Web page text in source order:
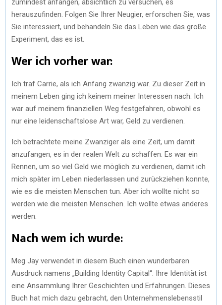
herauszufinden. Folgen Sie Ihrer Neugier, erforschen Sie, was
Sie interessiert, und behandeln Sie das Leben wie das große
Experiment, das es ist.
Wer ich vorher war:
Ich traf Carrie, als ich Anfang zwanzig war. Zu dieser Zeit in
meinem Leben ging ich keinem meiner Interessen nach. Ich
war auf meinem finanziellen Weg festgefahren, obwohl es
nur eine leidenschaftslose Art war, Geld zu verdienen.
Ich betrachtete meine Zwanziger als eine Zeit, um damit
anzufangen, es in der realen Welt zu schaffen. Es war ein
Rennen, um so viel Geld wie möglich zu verdienen, damit ich
mich später im Leben niederlassen und zurückziehen konnte,
wie es die meisten Menschen tun. Aber ich wollte nicht so
werden wie die meisten Menschen. Ich wollte etwas anderes
werden.
Nach wem ich wurde:
Meg Jay verwendet in diesem Buch einen wunderbaren
Ausdruck namens „Building Identity Capital“. Ihre Identität ist
eine Ansammlung Ihrer Geschichten und Erfahrungen. Dieses
Buch hat mich dazu gebracht, den Unternehmenslebensstil